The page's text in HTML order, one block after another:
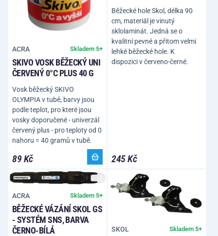
ACRA Skladem 5+
SKIVO VOSK BĚŽECKÝ UNI
ČERVENÝ 0°C PLUS 40 G
Vosk běžecký SKIVO
OLYMPIA v tubě, barvy jsou
podle teplot, pro které jsou
vosky doporučené - univerzál
červený plus - pro teploty od 0
nahoru = 40 gramů v tubě.
89 Kč
Běžecké hole Skol, délka 90
cm, materiál je vinutý
sklolaminát. Jedná se o
kvalitní pevné a přitom velmi
lehké běžecké hole. K
dispozici v červeno-černé.
245 Kč
ACRA Skladem 5+
BĚŽECKÉ VÁZÁNÍ SKOL GS
- SYSTÉM SNS, BARVA
ČERNO-BÍLÁ
SKOL Skladem 5+